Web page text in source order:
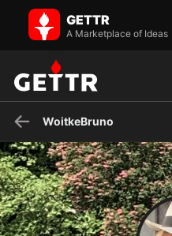
WoitkeBruno on GETTR - Profile
Bin 81 bitte keine
Parteimitglied 😎
GETTR
A Marketplace of Ideas
WoitkeBruno